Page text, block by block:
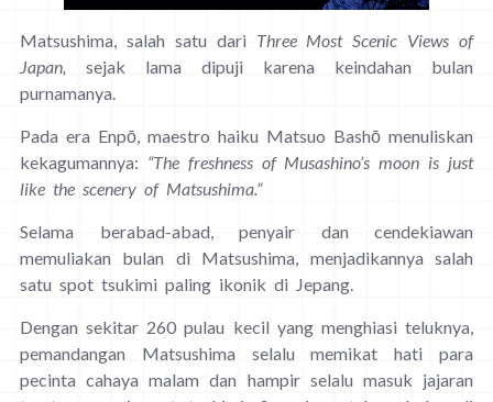
Matsushima, salah satu dari Three Most Scenic Views of
Japan, sejak lama dipuji karena keindahan bulan
purnamanya.
Pada era Enpō, maestro haiku Matsuo Bashō menuliskan
kekagumannya: “The freshness of Musashino’s moon is just
like the scenery of Matsushima.”
Selama berabad-abad, penyair dan cendekiawan
memuliakan bulan di Matsushima, menjadikannya salah
satu spot tsukimi paling ikonik di Jepang.
Dengan sekitar 260 pulau kecil yang menghiasi teluknya,
pemandangan Matsushima selalu memikat hati para
pecinta cahaya malam dan hampir selalu masuk jajaran